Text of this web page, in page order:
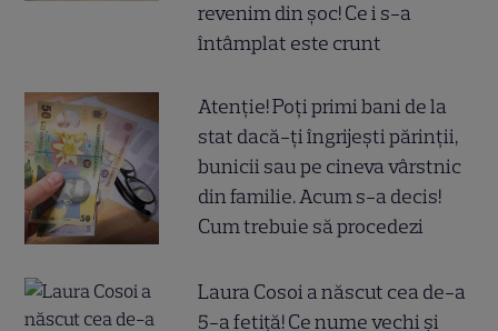
revenim din șoc! Ce i s-a
întâmplat este crunt
Atenție! Poți primi bani de la
stat dacă-ți îngrijești părinții,
bunicii sau pe cineva vârstnic
din familie. Acum s-a decis!
Cum trebuie să procedezi
Laura Cosoi a născut cea de-a
5-a fetiță! Ce nume vechi și